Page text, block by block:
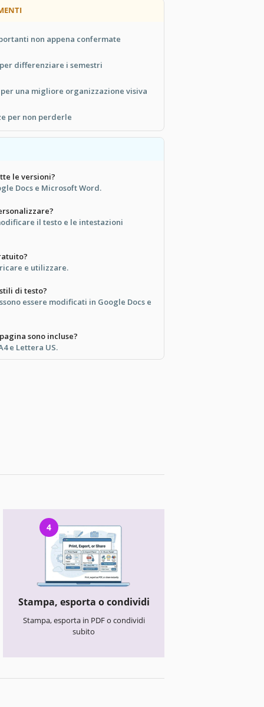
non appena confermate
differenziare i semestri
una migliore organizzazione visiva
per non perderle
le versioni?
Docs e Microsoft Word.
il testo e le intestazioni
e utilizzare.
di testo?
essere modificati in Google Docs e
sono incluse?
e Lettera US.
4
Stampa, esporta o condividi
Stampa, esporta in PDF o condividi
subito